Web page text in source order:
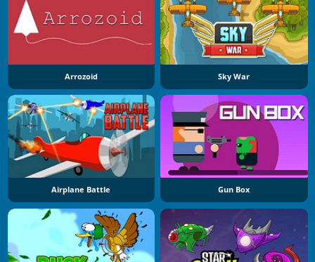
Arrozoid Sky War
Airplane Battle Gun Box